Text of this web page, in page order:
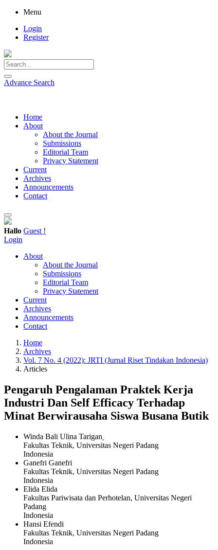
Menu
Login
Register
Advance Search
Home
About
About the Journal
Submissions
Editorial Team
Privacy Statement
Current
Archives
Announcements
Contact
Hallo Guest !
Login
About
About the Journal
Submissions
Editorial Team
Privacy Statement
Current
Archives
Announcements
Contact
Home
Archives
Vol. 7 No. 4 (2022): JRTI (Jurnal Riset Tindakan Indonesia)
Articles
Pengaruh Pengalaman Praktek Kerja
Industri Dan Self Efficacy Terhadap
Minat Berwirausaha Siswa Busana Butik
Winda Bali Ulina Tarigan
Fakultas Teknik, Universitas Negeri Padang
Indonesia
Ganefri Ganefri
Fakultas Teknik, Universitas Negeri Padang
Indonesia
Elida Elida
Fakultas Pariwisata dan Perhotelan, Universitas Negeri
Padang
Indonesia
Hansi Efendi
Fakultas Teknik, Universitas Negeri Padang
Indonesia